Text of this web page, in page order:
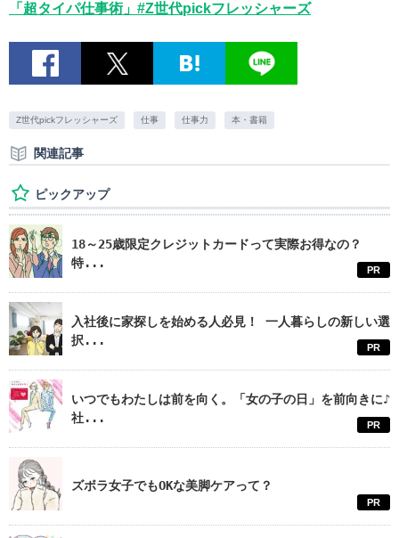
「超タイパ仕事術」#Z世代pickフレッシャーズ
Z世代pickフレッシャーズ 仕事 仕事力 本・書籍
関連記事
ピックアップ
18～25歳限定クレジットカードって実際お得なの？
特...
PR
入社後に家探しを始める人必見！ 一人暮らしの新しい選
択...
PR
いつでもわたしは前を向く。「女の子の日」を前向きに♪
社...
PR
ズボラ女子でもOKな美脚ケアって？
PR